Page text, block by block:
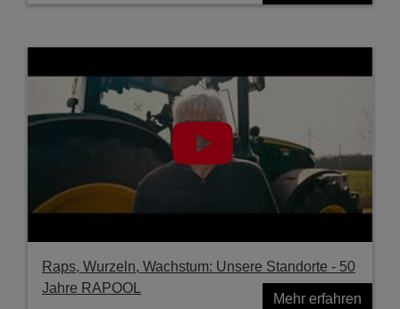
Raps, Wurzeln, Wachstum: Unsere Standorte - 50
Jahre RAPOOL
Mehr erfahren